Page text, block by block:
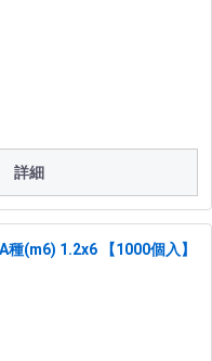
詳細
種(m6) 1.2x6 【1000個入】